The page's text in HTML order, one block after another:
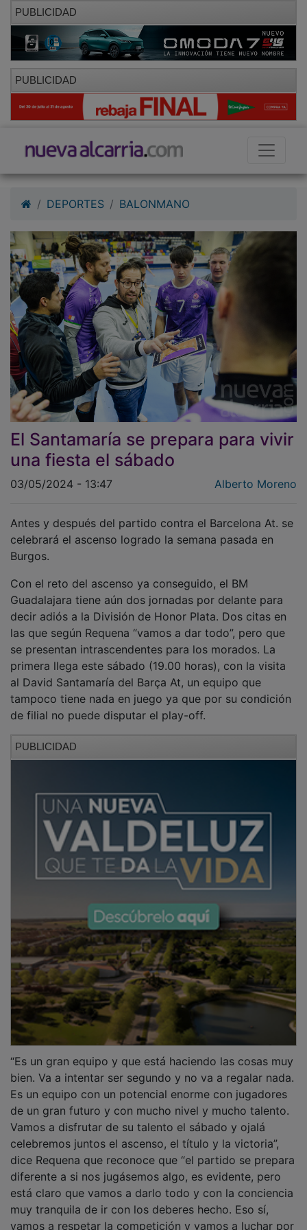
PUBLICIDAD
PUBLICIDAD
El Santamaría se prepara para vivir
una fiesta el sábado
celebrará el ascenso logrado la semana pasada en
Burgos.
Guadalajara tiene aún dos jornadas por delante para
decir adiós a la División de Honor Plata. Dos citas en
las que según Requena “vamos a dar todo”, pero que
se presentan intrascendentes para los morados. La
primera llega este sábado (19.00 horas), con la visita
al David Santamaría del Barça At, un equipo que
tampoco tiene nada en juego ya que por su condición
de filial no puede disputar el play-off.
bien. Va a intentar ser segundo y no va a regalar nada.
Es un equipo con un potencial enorme con jugadores
de un gran futuro y con mucho nivel y mucho talento.
Vamos a disfrutar de su talento el sábado y ojalá
celebremos juntos el ascenso, el título y la victoria”,
dice Requena que reconoce que “el partido se prepara
diferente a si nos jugásemos algo, es evidente, pero
está claro que vamos a darlo todo y con la conciencia
muy tranquila de ir con los deberes hecho. Eso sí,
vamos a respetar la competición y vamos a luchar por